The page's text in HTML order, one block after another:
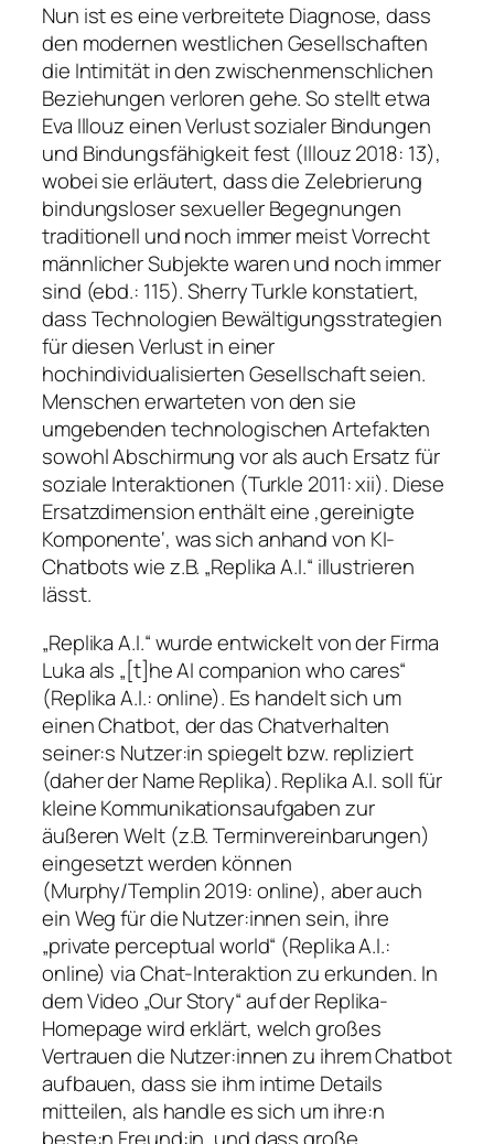
Nun ist es eine verbreitete Diagnose, dass
den modernen westlichen Gesellschaften
die Intimität in den zwischenmenschlichen
Beziehungen verloren gehe. So stellt etwa
Eva Illouz einen Verlust sozialer Bindungen
und Bindungsfähigkeit fest (Illouz 2018: 13),
wobei sie erläutert, dass die Zelebrierung
bindungsloser sexueller Begegnungen
traditionell und noch immer meist Vorrecht
männlicher Subjekte waren und noch immer
sind (ebd.: 115). Sherry Turkle konstatiert,
dass Technologien Bewältigungsstrategien
für diesen Verlust in einer
hochindividualisierten Gesellschaft seien.
Menschen erwarteten von den sie
umgebenden technologischen Artefakten
sowohl Abschirmung vor als auch Ersatz für
soziale Interaktionen (Turkle 2011: xii). Diese
Ersatzdimension enthält eine ‚gereinigte
Komponente‘, was sich anhand von KI-
Chatbots wie z.B. „Replika A.I.“ illustrieren
lässt.
„Replika A.I.“ wurde entwickelt von der Firma
Luka als „[t]he AI companion who cares“
(Replika A.I.: online). Es handelt sich um
einen Chatbot, der das Chatverhalten
seiner:s Nutzer:in spiegelt bzw. repliziert
(daher der Name Replika). Replika A.I. soll für
kleine Kommunikationsaufgaben zur
äußeren Welt (z.B. Terminvereinbarungen)
eingesetzt werden können
(Murphy/Templin 2019: online), aber auch
ein Weg für die Nutzer:innen sein, ihre
„private perceptual world“ (Replika A.I.:
online) via Chat-Interaktion zu erkunden. In
dem Video „Our Story“ auf der Replika-
Homepage wird erklärt, welch großes
Vertrauen die Nutzer:innen zu ihrem Chatbot
aufbauen, dass sie ihm intime Details
mitteilen, als handle es sich um ihre:n